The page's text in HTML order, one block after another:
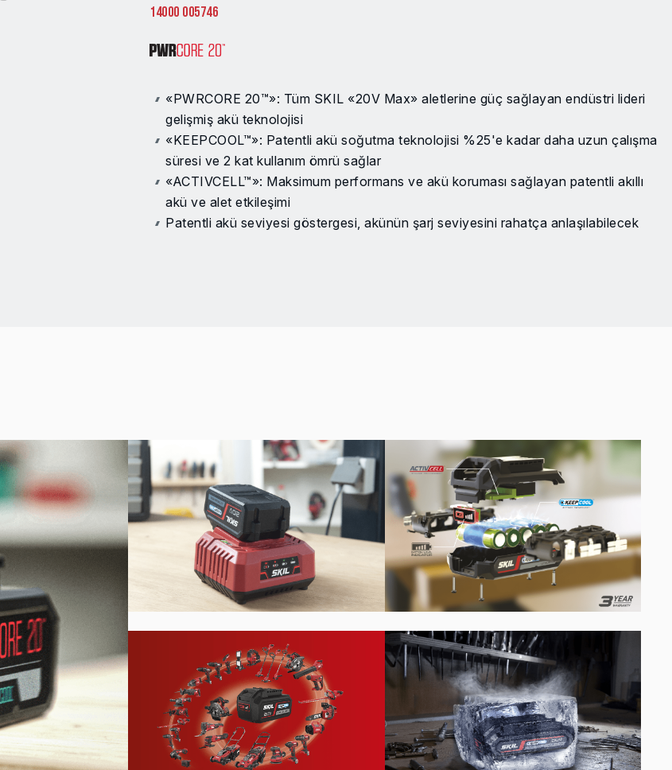
14000 005746
«PWRCORE 20™»: Tüm SKIL «20V Max» aletlerine güç sağlayan endüstri lideri
gelişmiş akü teknolojisi
«KEEPCOOL™»: Patentli akü soğutma teknolojisi %25'e kadar daha uzun çalışma
süresi ve 2 kat kullanım ömrü sağlar
«ACTIVCELL™»: Maksimum performans ve akü koruması sağlayan patentli akıllı
akü ve alet etkileşimi
Patentli akü seviyesi göstergesi, akünün şarj seviyesini rahatça anlaşılabilecek